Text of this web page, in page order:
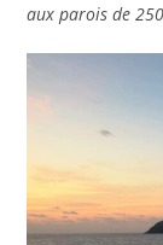
aux parois de